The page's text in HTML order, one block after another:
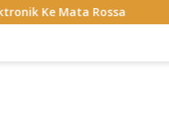
Project Pop